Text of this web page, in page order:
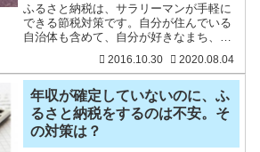
ふるさと納税は、サラリーマンが手軽に
できる節税対策です。自分が住んでいる
自治体も含めて、自分が好きなまち、応
ね。ふるさと納税という名称はついてい
ますが、実際は自治体への寄付です。そ
れを、ふるさと納税と呼んで
2016.10.30 2020.08.04
年収が確定していないのに、ふ
るさと納税をするのは不安。そ
の対策は？